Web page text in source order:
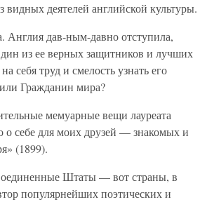
деятелей английской культуры.
Англия дав-ным-давно отступила,
из ее верных защитников и лучших
себя труд и смелость узнать его
Гражданин мира?
мемуарные вещи лауреата
себе для моих друзей — знакомых и
(1899).
Штаты — вот страны, в
популярнейших поэтических и